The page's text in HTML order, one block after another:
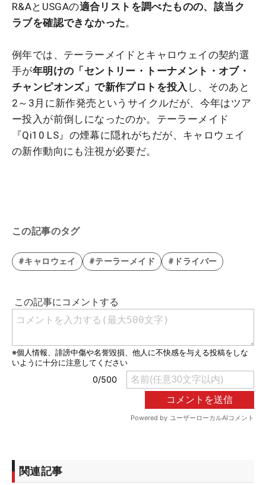
R&AとUSGAの適合リストを調べたものの、該当ク
ラブを確認できなかった。
例年では、テーラーメイドとキャロウェイの契約選
手が年明けの「セントリー・トーナメント・オブ・
チャンピオンズ」で新作プロトを投入 し、そのあと
2～3月に新作発売というサイクルだが、今年はツア
ー投入が前倒しになったのか。テーラーメイド
『Qi10 LS』の煙幕に隠れがちだが、キャロウェイ
の新作動向にも注視が必要だ。
この記事のタグ
#キャロウェイ #テーラーメイド #ドライバー
関連記事